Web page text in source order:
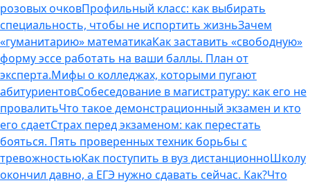
розовых очковПрофильный класс: как выбирать
специальность, чтобы не испортить жизньЗачем
«гуманитарию» математикаКак заставить «свободную»
форму эссе работать на ваши баллы. План от
эксперта.Мифы о колледжах, которыми пугают
абитуриентовСобеседование в магистратуру: как его не
провалитьЧто такое демонстрационный экзамен и кто
его сдаетСтрах перед экзаменом: как перестать
бояться. Пять проверенных техник борьбы с
тревожностьюКак поступить в вуз дистанционноШколу
окончил давно, а ЕГЭ нужно сдавать сейчас. Как?Что